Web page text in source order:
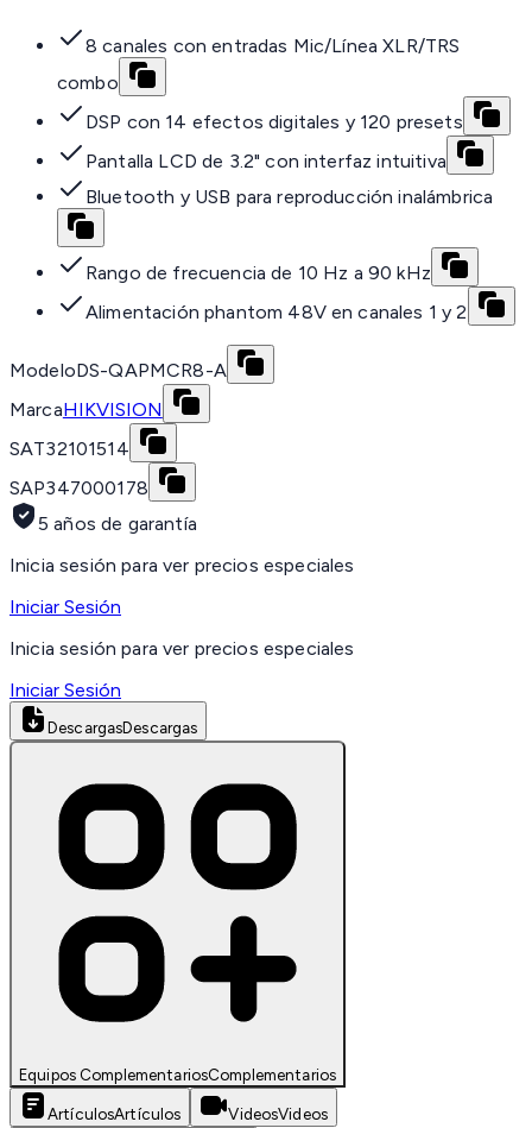
8 canales con entradas Mic/Línea XLR/TRS
combo
DSP con 14 efectos digitales y 120 presets
Pantalla LCD de 3.2" con interfaz intuitiva
Bluetooth y USB para reproducción inalámbrica
Rango de frecuencia de 10 Hz a 90 kHz
Alimentación phantom 48V en canales 1 y 2
ModeloDS-QAPMCR8-A
MarcaHIKVISION
SAT32101514
SAP347000178
5 años de garantía
Inicia sesión para ver precios especiales
Iniciar Sesión
Inicia sesión para ver precios especiales
Iniciar Sesión
DescargasDescargas
Equipos ComplementariosComplementarios
ArtículosArtículos VideosVideos